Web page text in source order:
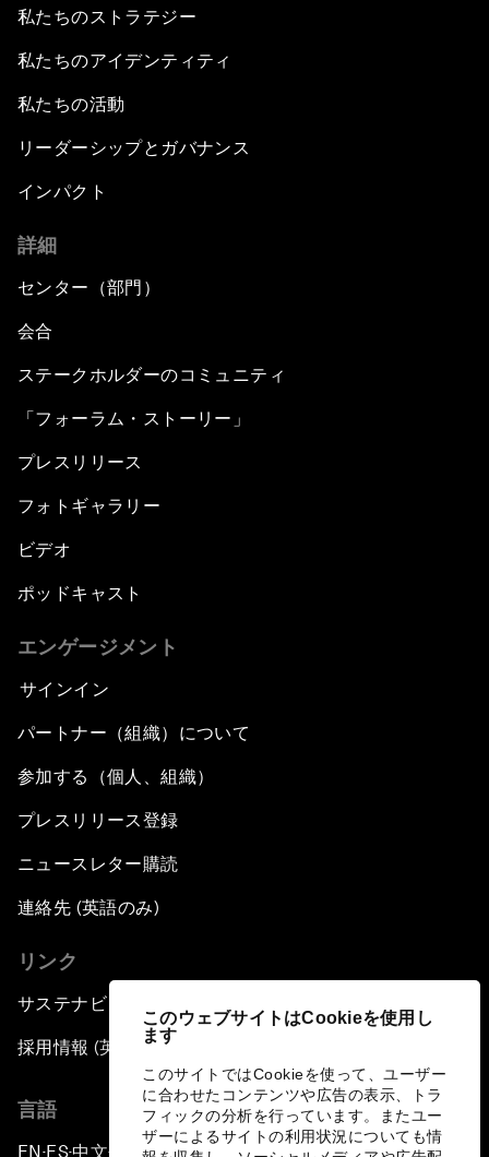
このウェブサイトはCookieを使用し
ます
このサイトではCookieを使って、ユーザー
に合わせたコンテンツや広告の表示、トラ
フィックの分析を行っています。またユー
ザーによるサイトの利用状況についても情
私たちのストラテジー
私たちのアイデンティティ
私たちの活動
リーダーシップとガバナンス
インパクト
詳細
センター（部門）
会合
ステークホルダーのコミュニティ
「フォーラム・ストーリー」
プレスリリース
フォトギャラリー
ビデオ
ポッドキャスト
エンゲージメント
サインイン
パートナー（組織）について
参加する（個人、組織）
プレスリリース登録
ニュースレター購読
連絡先 (英語のみ)
リンク
サステナビリティへの取り組み
採用情報 (英語のみ)
言語
EN ▪ES▪中文▪ 日本語